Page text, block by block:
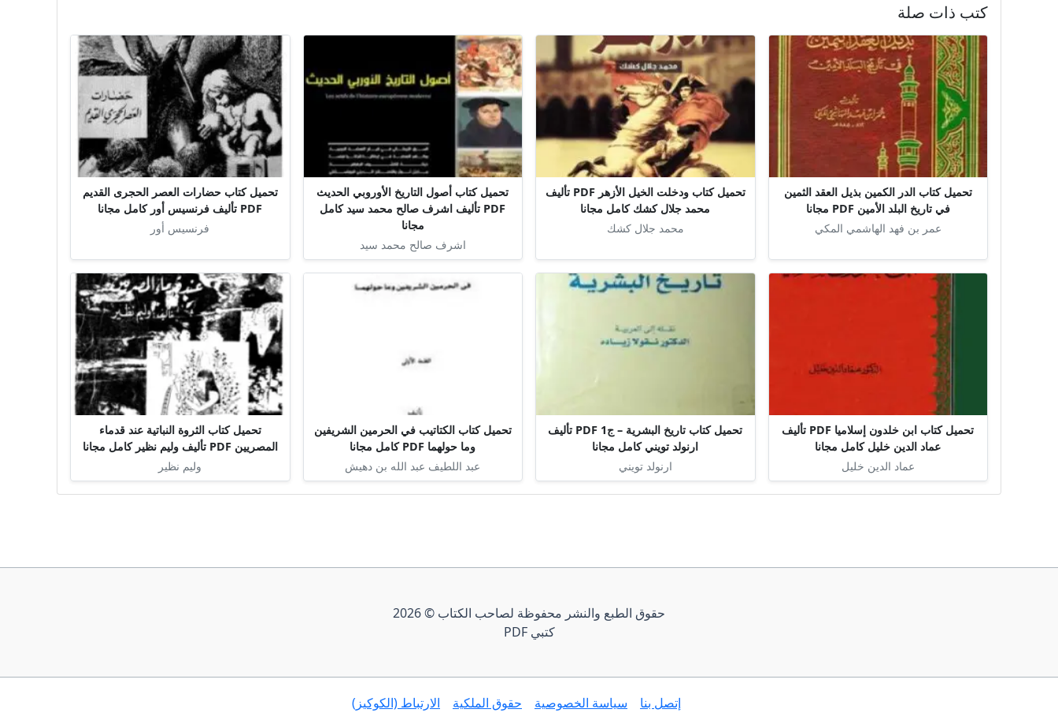
كتب ذات صلة
تحميل كتاب الدر الكمين بذيل العقد الثمين
في تاريخ البلد الأمين PDF مجانا
عمر بن فهد الهاشمي المكي
تحميل كتاب ودخلت الخيل الأزهر PDF تأليف
محمد جلال كشك كامل مجانا
محمد جلال كشك
تحميل كتاب أصول التاريخ الأوروبي الحديث
PDF تأليف اشرف صالح محمد سيد كامل
مجانا
اشرف صالح محمد سيد
تحميل كتاب حضارات العصر الحجرى القديم
PDF تأليف فرنسيس أور كامل مجانا
فرنسيس أور
تحميل كتاب ابن خلدون إسلاميا PDF تأليف
عماد الدين خليل كامل مجانا
عماد الدين خليل
تحميل كتاب تاريخ البشرية – ج1 PDF تأليف
ارنولد تويني كامل مجانا
ارنولد تويني
تحميل كتاب الكتاتيب في الحرمين الشريفين
وما حولهما PDF كامل مجانا
عبد اللطيف عبد الله بن دهيش
تحميل كتاب الثروة النباتية عند قدماء
المصريين PDF تأليف وليم نظير كامل مجانا
وليم نظير
حقوق الطبع والنشر محفوظة لصاحب الكتاب © 2026
كتبي PDF
إتصل بنا سياسة الخصوصية حقوق الملكية الارتباط (الكوكيز)